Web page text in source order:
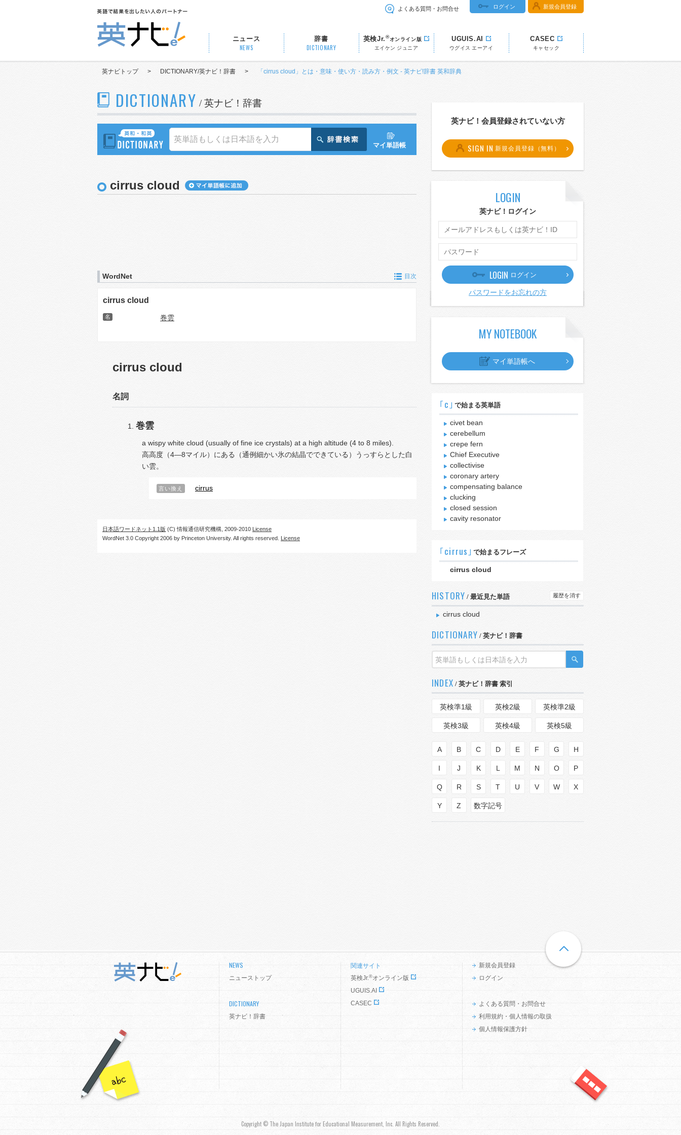
よくある質問・お問合せ ログイン 新規会員登録
ニュース
NEWS
辞書
DICTIONARY
英検Jr.®オンライン版
エイケン ジュニア
UGUIS.AI
ウグイス エーアイ
CASEC
キャセック
英ナビトップ > DICTIONARY/英ナビ！辞書 > 「cirrus cloud」とは・意味・使い方・読み方・例文 - 英ナビ!辞書 英和辞典
DICTIONARY / 英ナビ！辞書
マイ単語帳
cirrus cloud
WordNet 目次
cirrus cloud
名 巻雲
cirrus cloud
名詞
巻雲
a wispy white cloud (usually of fine ice crystals) at a high altitude (4 to 8 miles).
高高度（4―8マイル）にある（通例細かい氷の結晶でできている）うっすらとした白
い雲。
言い換え cirrus
日本語ワードネット1.1版 (C) 情報通信研究機構, 2009-2010 License
WordNet 3.0 Copyright 2006 by Princeton University. All rights reserved. License
英ナビ！会員登録されていない方
SIGN IN 新規会員登録（無料）
LOGIN
英ナビ！ログイン
LOGIN ログイン
パスワードをお忘れの方
MY NOTEBOOK
マイ単語帳へ
｢c｣ で始まる英単語
civet bean
cerebellum
crepe fern
Chief Executive
collectivise
coronary artery
compensating balance
clucking
closed session
cavity resonator
｢cirrus｣ で始まるフレーズ
cirrus cloud
HISTORY / 最近見た単語 履歴を消す
cirrus cloud
DICTIONARY / 英ナビ！辞書
INDEX / 英ナビ！辞書 索引
英検準1級 英検2級 英検準2級
英検3級 英検4級 英検5級
A B C D E F G H
I J K L M N O P
Q R S T U V W X
Y Z 数字記号
NEWS
ニューストップ
DICTIONARY
英ナビ！辞書
関連サイト
英検Jr.®オンライン版
UGUIS.AI
CASEC
新規会員登録
ログイン
よくある質問・お問合せ
利用規約・個人情報の取扱
個人情報保護方針
Copyright © The Japan Institute for Educational Measurement, Inc. All Rights Reserved.